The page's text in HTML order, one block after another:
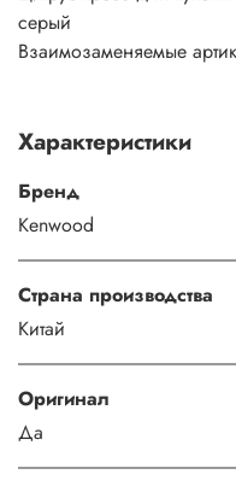
серый
Взаимозаменяемые
Характеристики
Бренд
Kenwood
Страна производства
Китай
Оригинал
Да